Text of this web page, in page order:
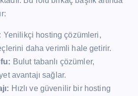
Yenilikçi hosting çözümleri,
daha verimli hale getirir.
Bulut tabanlı çözümler,
avantajı sağlar.
Hızlı ve güvenilir bir hosting